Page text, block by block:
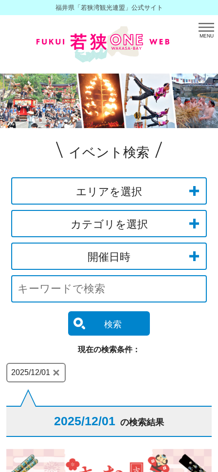
福井県「若狭湾観光連盟」公式サイト
MENU
イベント検索
エリアを選択
カテゴリを選択
開催日時
検索
現在の検索条件：
2025/12/01
2025/12/01 の検索結果